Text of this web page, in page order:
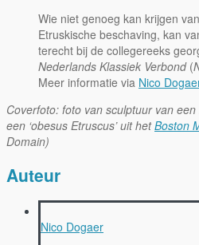
Wie niet genoeg kan krijgen
Etruskische beschaving, kan
terecht bij de collegereeks
Nederlands Klassiek Verbond(
Meer informatie via Nico
Coverfoto: foto van sculptuur van
een ‘obesus Etruscus’ uit hetBoston
Domain)
Auteur
Nico Dogaer